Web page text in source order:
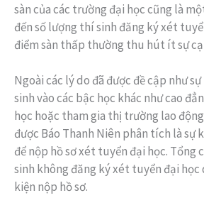
sàn của các trường đại học cũng là
đến số lượng thí sinh đăng ký xét
điểm sàn thấp thường thu hút ít sự
Ngoài các lý do đã được đề cập như
sinh vào các bậc học khác như cao
học hoặc tham gia thị trường lao
được Báo Thanh Niên phân tích là sự
để nộp hồ sơ xét tuyển đại học. Tổng
sinh không đăng ký xét tuyển đại học
kiện nộp hồ sơ.